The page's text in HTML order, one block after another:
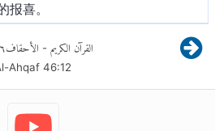
喜。
القرآن الكريم - الأحقاف
Ahqaf 46:12